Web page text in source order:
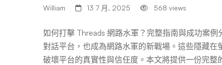
William 13 7 月, 2025 568 views
如何打擊 Threads 網路水軍？完整指南與成功案
對話平台，也成為網路水軍的新戰場。這些隱藏
破壞平台的真實性與信任度。本文將提供一份完